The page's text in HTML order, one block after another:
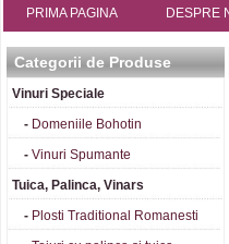
PRIMA PAGINA DESPRE
Categorii de Produse
Vinuri Speciale
- Domeniile Bohotin
- Vinuri Spumante
Tuica, Palinca, Vinars
- Plosti Traditional Romanesti